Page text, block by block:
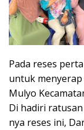
Pada reses
untuk menyerap
Mulyo
Di hadiri
nya reses ini,